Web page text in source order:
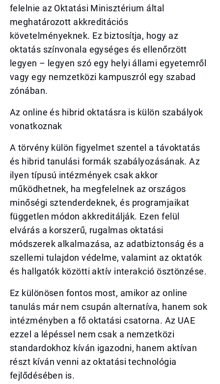
felelnie az Oktatási Minisztérium által
meghatározott akkreditációs
követelményeknek. Ez biztosítja, hogy az
oktatás színvonala egységes és ellenőrzött
legyen – legyen szó egy helyi állami egyetemről
vagy egy nemzetközi kampuszról egy szabad
zónában.
Az online és hibrid oktatásra is külön szabályok
vonatkoznak
A törvény külön figyelmet szentel a távoktatás
és hibrid tanulási formák szabályozásának. Az
ilyen típusú intézmények csak akkor
működhetnek, ha megfelelnek az országos
minőségi sztenderdeknek, és programjaikat
független módon akkreditálják. Ezen felül
elvárás a korszerű, rugalmas oktatási
módszerek alkalmazása, az adatbiztonság és a
szellemi tulajdon védelme, valamint az oktatók
és hallgatók közötti aktív interakció ösztönzése.
Ez különösen fontos most, amikor az online
tanulás már nem csupán alternatíva, hanem sok
intézményben a fő oktatási csatorna. Az UAE
ezzel a lépéssel nem csak a nemzetközi
standardokhoz kíván igazodni, hanem aktívan
részt kíván venni az oktatási technológia
fejlődésében is.